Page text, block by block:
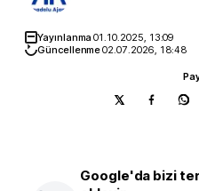
Yayınlanma01.10.2025, 13:09
Güncellenme02.07.2026, 18:48
Google'da bizi